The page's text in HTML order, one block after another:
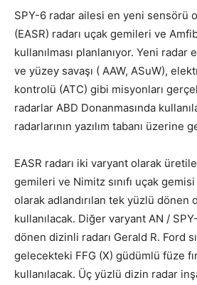
SPY-6 radar ailesi en yeni sensörü
(EASR) radarı uçak gemileri ve
kullanılması planlanıyor. Yeni radar
ve yüzey savaşı ( AAW, ASuW),
kontrolü (ATC) gibi misyonları
radarlar ABD Donanmasında
radarlarının yazılım tabanı
EASR radarı iki varyant olarak
gemileri ve Nimitz sınıfı uçak
olarak adlandırılan tek yüzlü dönen
kullanılacak. Diğer varyant AN /
dönen dizinli radarı Gerald R. Ford
gelecekteki FFG (X) güdümlü füze
kullanılacak. Üç yüzlü dizin radar